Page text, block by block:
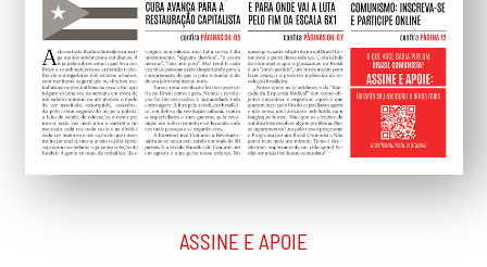
ASSINE E APOIE